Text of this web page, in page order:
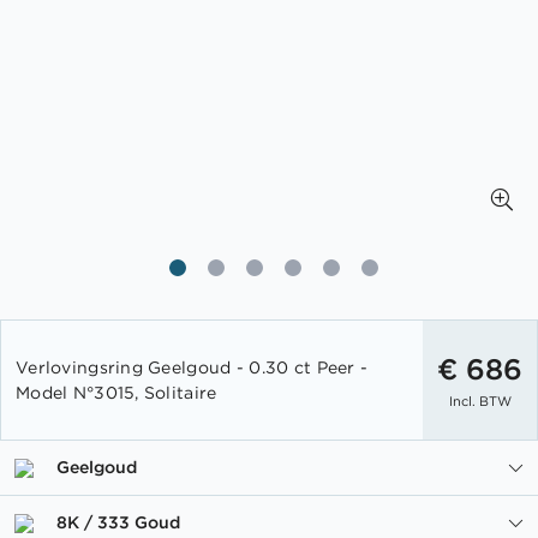
het
begin
de
afbeeldingen-
Verlovingsring Geelgoud - 0.30 ct Peer -
Model N°3015, Solitaire
€ 686
Incl. BTW
Geelgoud
8K / 333 Goud